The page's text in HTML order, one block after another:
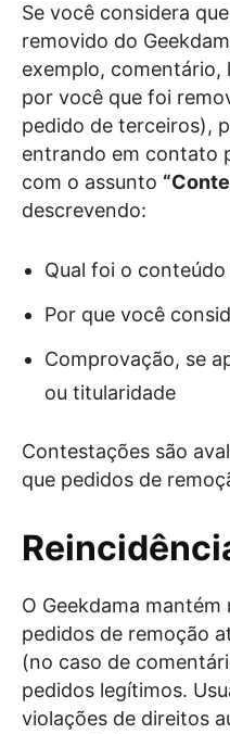
Se você considera
removido do
exemplo, comentário,
por você que foi
pedido de terceiros),
entrando em contato
com o assunto
descrevendo:
Qual foi o
Por que você
Comprovação, se
ou titularidade
Contestações são
que pedidos de
O Geekdama
pedidos de remoção
(no caso de
pedidos legítimos.
violações de direitos